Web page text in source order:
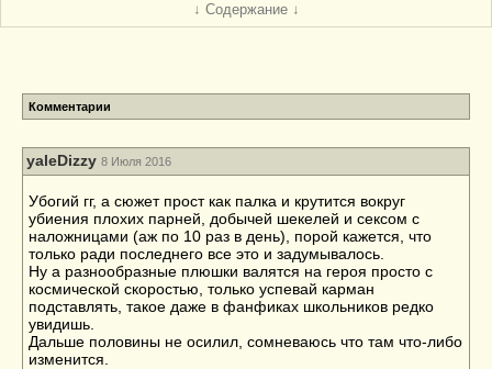
↓ Содержание ↓
Комментарии
yaleDizzy 8 Июля 2016
Убогий гг, а сюжет прост как палка и крутится вокруг
убиения плохих парней, добычей шекелей и сексом с
наложницами (аж по 10 раз в день), порой кажется, что
только ради последнего все это и задумывалось.
Ну а разнообразные плюшки валятся на героя просто с
космической скоростью, только успевай карман
подставлять, такое даже в фанфиках школьников редко
увидишь.
Дальше половины не осилил, сомневаюсь что там что-либо
изменится.